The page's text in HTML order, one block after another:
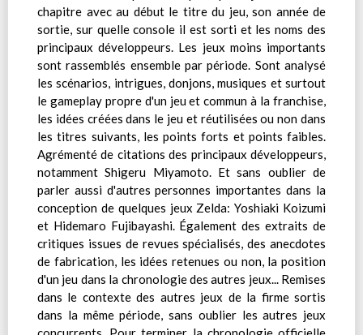
chapitre avec au début le titre du jeu, son année de
sortie, sur quelle console il est sorti et les noms des
principaux développeurs. Les jeux moins importants
sont rassemblés ensemble par période. Sont analysé
les scénarios, intrigues, donjons, musiques et surtout
le gameplay propre d'un jeu et commun à la franchise,
les idées créées dans le jeu et réutilisées ou non dans
les titres suivants, les points forts et points faibles.
Agrémenté de citations des principaux développeurs,
notamment Shigeru Miyamoto. Et sans oublier de
parler aussi d'autres personnes importantes dans la
conception de quelques jeux Zelda: Yoshiaki Koizumi
et Hidemaro Fujibayashi. Également des extraits de
critiques issues de revues spécialisés, des anecdotes
de fabrication, les idées retenues ou non, la position
d'un jeu dans la chronologie des autres jeux... Remises
dans le contexte des autres jeux de la firme sortis
dans la même période, sans oublier les autres jeux